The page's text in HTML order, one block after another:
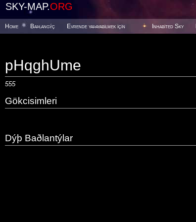
SKY-MAP.ORG
Home Baþlangýç Evrende yaþayabilmek için Inhabited Sky
pHqghUme
555
Gökcisimleri
Dýþ Baðlantýlar